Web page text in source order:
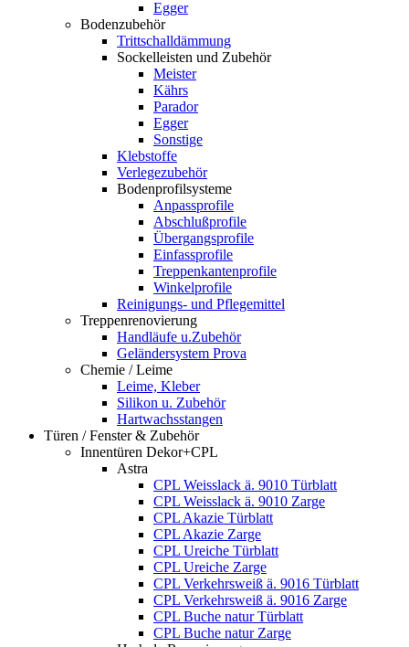
Egger
Bodenzubehör
Trittschalldämmung
Sockelleisten und Zubehör
Meister
Kährs
Parador
Egger
Sonstige
Klebstoffe
Verlegezubehör
Bodenprofilsysteme
Anpassprofile
Abschlußprofile
Übergangsprofile
Einfassprofile
Treppenkantenprofile
Winkelprofile
Reinigungs- und Pflegemittel
Treppenrenovierung
Handläufe u.Zubehör
Geländersystem Prova
Chemie / Leime
Leime, Kleber
Silikon u. Zubehör
Hartwachsstangen
Türen / Fenster & Zubehör
Innentüren Dekor+CPL
Astra
CPL Weisslack ä. 9010 Türblatt
CPL Weisslack ä. 9010 Zarge
CPL Akazie Türblatt
CPL Akazie Zarge
CPL Ureiche Türblatt
CPL Ureiche Zarge
CPL Verkehrsweiß ä. 9016 Türblatt
CPL Verkehrsweiß ä. 9016 Zarge
CPL Buche natur Türblatt
CPL Buche natur Zarge